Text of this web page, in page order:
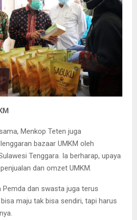
Menkop Teten juga
bazaar UMKM oleh
Tenggara. Ia berharap, upaya
dan omzet UMKM.
Pemda dan swasta juga terus
maju tak bisa sendiri, tapi harus